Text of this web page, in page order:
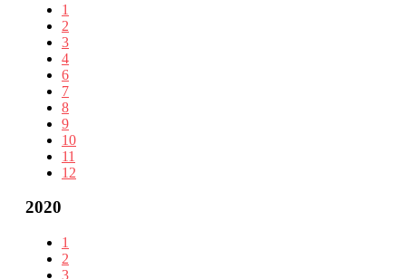
1
2
3
4
6
7
8
9
10
11
12
2020
1
2
3